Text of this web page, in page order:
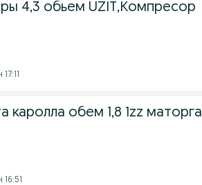
4,3 обьем UZIT,Компресор
каролла обем 1,8 1zz маторга